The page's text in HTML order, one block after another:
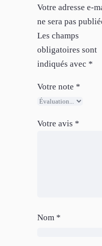
Votre adresse e-
ne sera pas
Les champs
obligatoires sont
indiqués avec *
Votre note *
Votre avis *
Nom *